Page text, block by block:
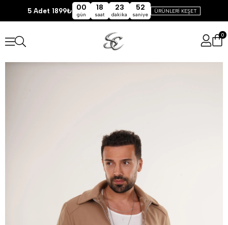
5 Adet 1899₺ 00
gün
18
saat
23
dakika
52
saniye
ÜRÜNLERİ KEŞET
0